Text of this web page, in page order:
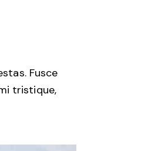
Fusce
tristique,